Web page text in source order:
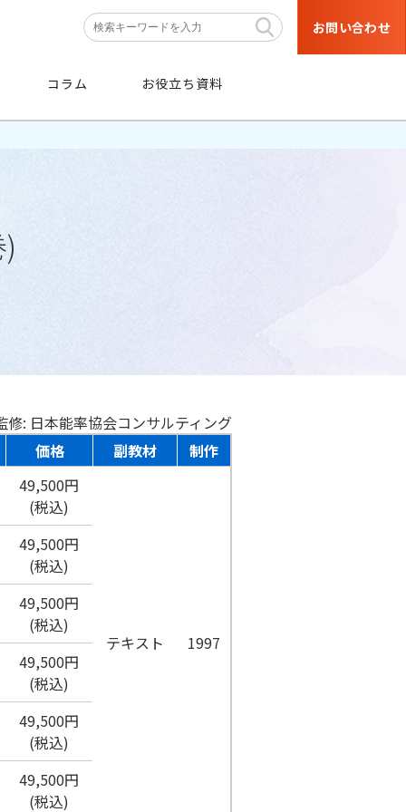
お問い合わせ
コラム お役立ち資料
修: 日本能率協会コンサルティング
価格 副教材 制作
49,500円
(税込)
テキスト 1997
49,500円
(税込)
49,500円
(税込)
49,500円
(税込)
49,500円
(税込)
49,500円
(税込)